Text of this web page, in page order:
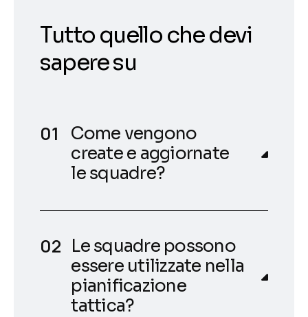
Tutto quello che devi
sapere su
Come vengono
create e aggiornate
le squadre?
Le squadre possono
essere utilizzate nella
pianificazione
tattica?